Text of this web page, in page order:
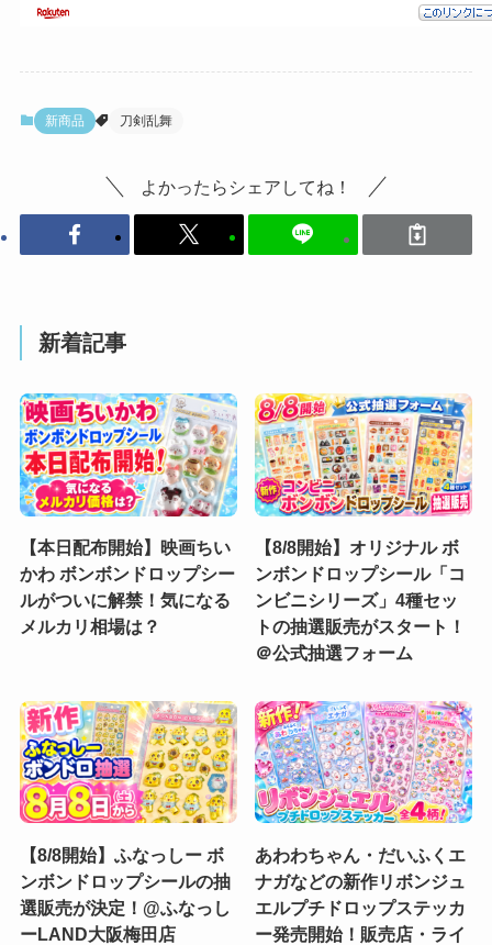
新商品 刀剣乱舞
よかったらシェアしてね！
新着記事
【本日配布開始】映画ちい
かわ ボンボンドロップシー
ルがついに解禁！気になる
メルカリ相場は？
【8/8開始】オリジナル ボ
ンボンドロップシール「コ
ンビニシリーズ」4種セッ
トの抽選販売がスタート！
＠公式抽選フォーム
【8/8開始】ふなっしー ボ
ンボンドロップシールの抽
選販売が決定！@ふなっし
ーLAND大阪梅田店
あわわちゃん・だいふくエ
ナガなどの新作リボンジュ
エルプチドロップステッカ
ー発売開始！販売店・ライ